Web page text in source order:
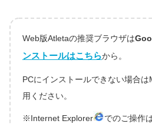
Web版Atletaの推奨ブラウザは
ンストールはこちらから。
PCにインストールできない場合
用ください。
※Internet Explorer
でのご操作